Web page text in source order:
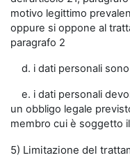
motivo legittimo
oppure si oppone al
paragrafo 2
d. i dati personali
e. i dati personali
un obbligo legale
membro cui è soggetto
5) Limitazione del